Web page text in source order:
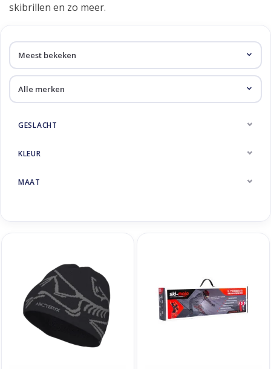
skibrillen en zo meer.
GESLACHT
KLEUR
MAAT